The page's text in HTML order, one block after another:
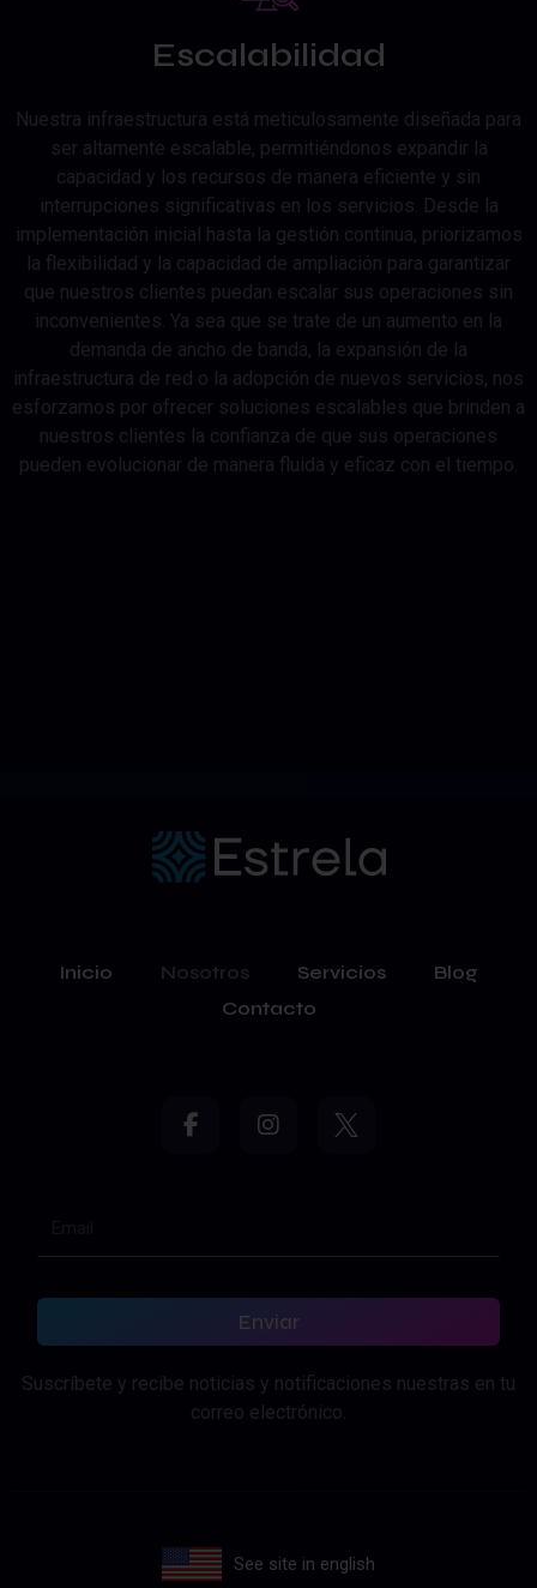
Escalabilidad
Nuestra infraestructura está meticulosamente diseñada para
ser altamente escalable, permitiéndonos expandir la
capacidad y los recursos de manera eficiente y sin
interrupciones significativas en los servicios. Desde la
implementación inicial hasta la gestión continua, priorizamos
la flexibilidad y la capacidad de ampliación para garantizar
que nuestros clientes puedan escalar sus operaciones sin
inconvenientes. Ya sea que se trate de un aumento en la
demanda de ancho de banda, la expansión de la
infraestructura de red o la adopción de nuevos servicios, nos
esforzamos por ofrecer soluciones escalables que brinden a
nuestros clientes la confianza de que sus operaciones
pueden evolucionar de manera fluida y eficaz con el tiempo.
Inicio Nosotros Servicios
Blog
Contacto
Enviar
Suscríbete y recibe noticias y notificaciones nuestras en tu
correo electrónico.
See site in english